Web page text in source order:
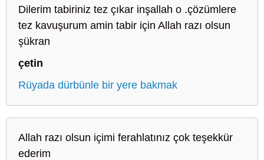
Dilerim tabiriniz tez çıkar inşallah o .çözümlere
tez kavuşurum amin tabir için Allah razı olsun
şükran
çetin
Rüyada dürbünle bir yere bakmak
Allah razı olsun içimi ferahlatınız çok teşekkür
ederim